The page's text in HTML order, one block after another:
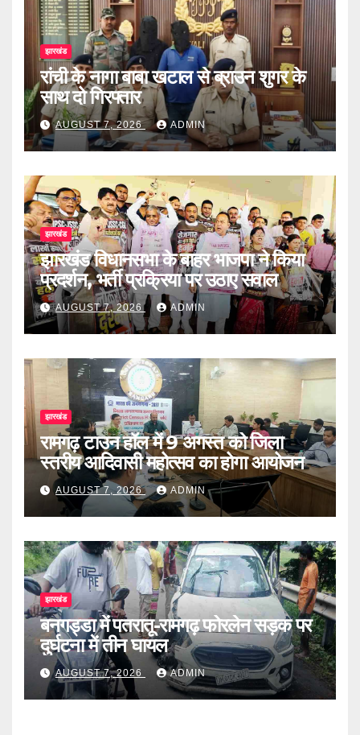
झारखंड
रांची के नागा बाबा खटाल से ब्राउन शुगर के
साथ दो गिरफ्तार
AUGUST 7, 2026 ADMIN
झारखंड
झारखंड विधानसभा के बाहर भाजपा ने किया
प्रदर्शन, भर्ती प्रक्रिया पर उठाए सवाल
AUGUST 7, 2026 ADMIN
झारखंड
रामगढ़ टाउन हॉल में 9 अगस्त को जिला
स्तरीय आदिवासी महोत्सव का होगा आयोजन
AUGUST 7, 2026 ADMIN
झारखंड
बनगड्डा में पतरातू-रामगढ़ फोरलेन सड़क पर
दुर्घटना में तीन घायल
AUGUST 7, 2026 ADMIN